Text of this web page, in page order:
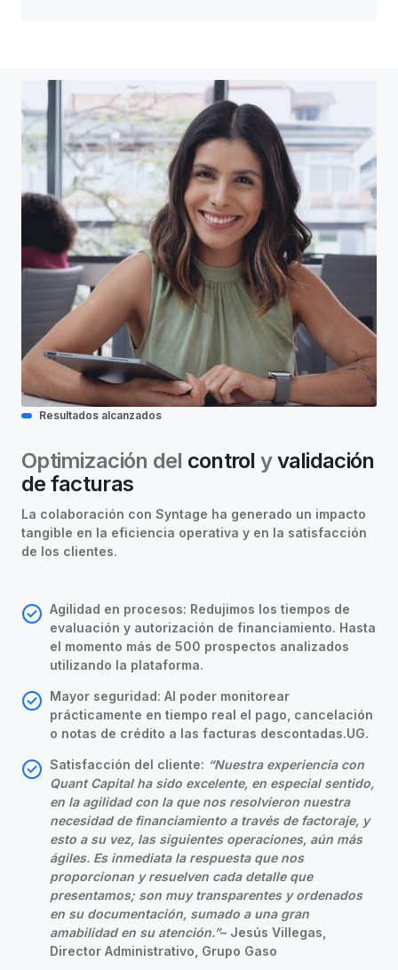
Resultados alcanzados
Optimización del control yvalidación
de facturas
La colaboración con Syntage ha generado un impacto
tangible en la eficiencia operativa y en la satisfacción
de los clientes.
Agilidad en procesos: Redujimos los tiempos de
evaluación y autorización de financiamiento. Hasta
el momento más de 500 prospectos analizados
utilizando la plataforma.
Mayor seguridad: Al poder monitorear
prácticamente en tiempo real el pago, cancelación
o notas de crédito a las facturas descontadas.UG.
Satisfacción del cliente: “Nuestra experiencia con
Quant Capital ha sido excelente, en especial sentido,
en la agilidad con la que nos resolvieron nuestra
necesidad de financiamiento a través de factoraje, y
esto a su vez, las siguientes operaciones, aún más
ágiles. Es inmediata la respuesta que nos
proporcionan y resuelven cada detalle que
presentamos; son muy transparentes y ordenados
en su documentación, sumado a una gran
amabilidad en su atención.”– Jesús Villegas,
Director Administrativo, Grupo Gaso